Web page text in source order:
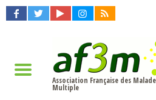
Association Française des
Multiple